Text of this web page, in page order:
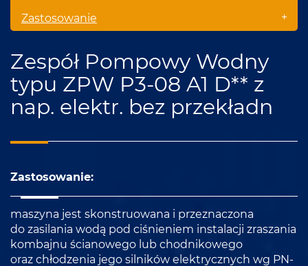
Zastosowanie +
Zespół Pompowy Wodny
typu ZPW P3-08 A1 D** z
nap. elektr. bez przekładn
Zastosowanie:
maszyna jest skonstruowana i przeznaczona
do zasilania wodą pod ciśnieniem instalacji zraszania
kombajnu ścianowego lub chodnikowego
oraz chłodzenia jego silników elektrycznych wg PN-